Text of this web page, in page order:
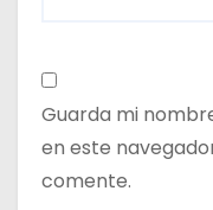
Guarda mi
en este
comente.